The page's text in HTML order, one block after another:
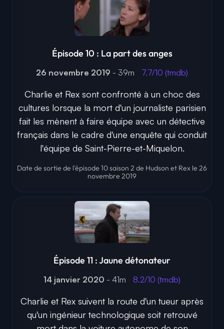
Épisode 10 : La part des anges
26 novembre 2019 - 39m 7.7/10 (tmdb)
Charlie et Rex sont confronté à un choc des
cultures lorsque la mort d'un journaliste parisien
fait les mènent à faire équipe avec un détective
français dans le cadre d'une enquête qui conduit
l'équipe de Saint-Pierre-et-Miquelon.
Date de sortie de l'épisode 10 saison 2 de Hudson et Rex le 26
novembre 2019
Épisode 11 : Jaune détonateur
14 janvier 2020 - 41m 8.2/10 (tmdb)
Charlie et Rex suivent la route d'un tueur après
qu'un ingénieur technologique soit retrouvé